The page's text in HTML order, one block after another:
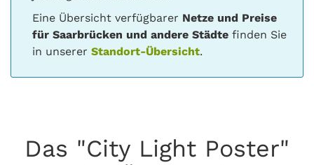
Eine Übersicht verfügbarer Netze und Preise
für Saarbrücken und andere Städte finden Sie
in unsererStandort-Übersicht.
Das "City Light Poster"